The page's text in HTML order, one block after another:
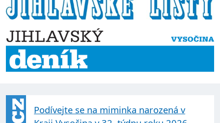
Podívejte se na miminka narozená v